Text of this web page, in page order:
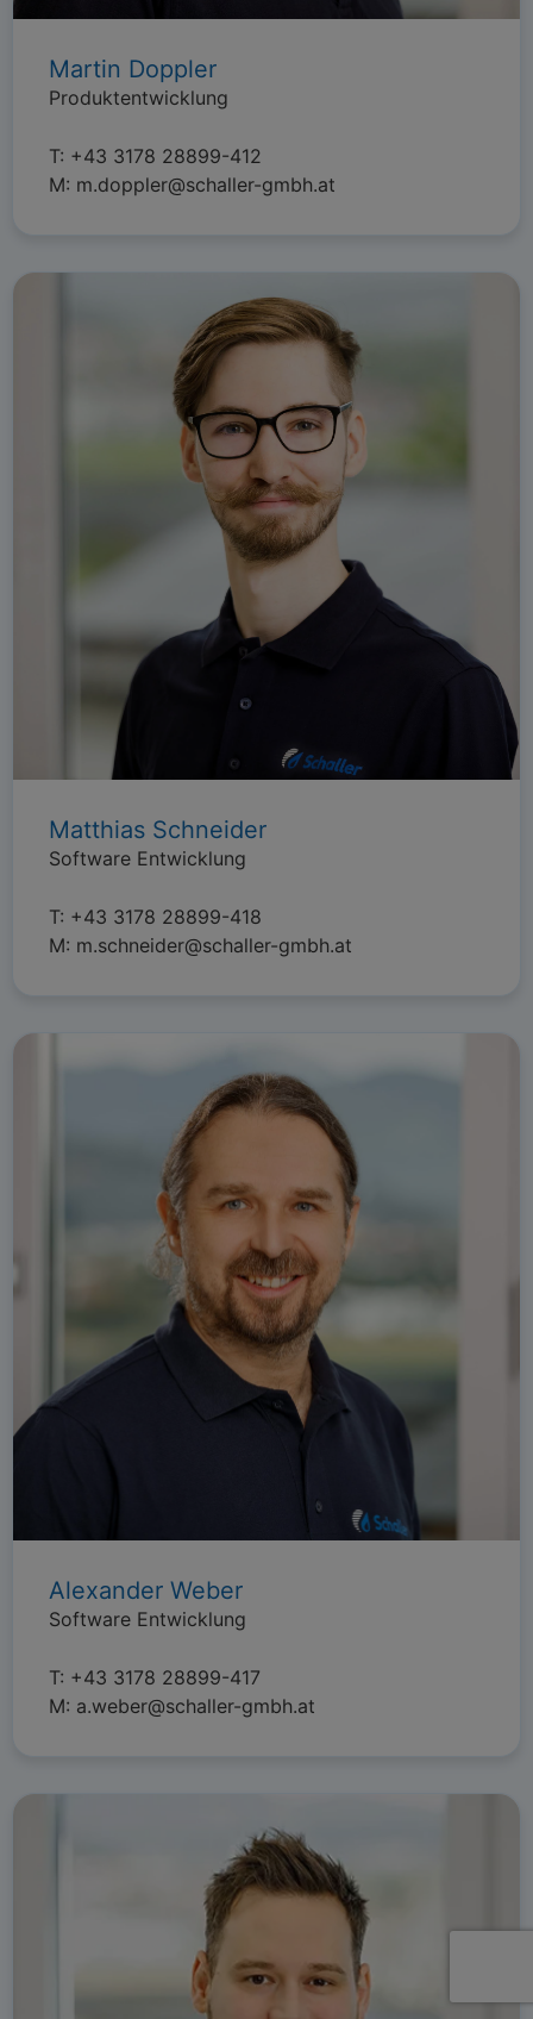
Martin Doppler
Produktentwicklung
T: +43 3178 28899-412
M: m.doppler@schaller-gmbh.at
Matthias Schneider
Software Entwicklung
T: +43 3178 28899-418
M: m.schneider@schaller-gmbh.at
Alexander Weber
Software Entwicklung
T: +43 3178 28899-417
M: a.weber@schaller-gmbh.at